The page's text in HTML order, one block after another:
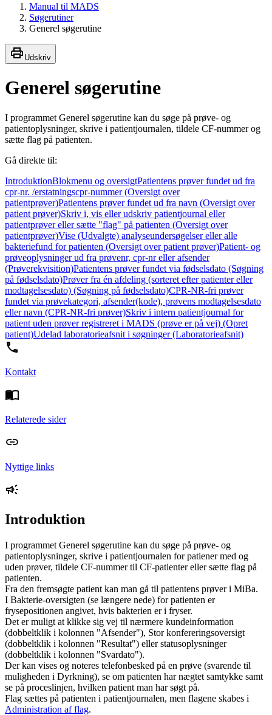
Manual til MADS
Søgerutiner
Generel søgerutine
Udskriv
Generel søgerutine
I programmet Generel søgerutine kan du søge på prøve- og
patientoplysninger, skrive i patientjournalen, tildele CF-nummer og
sætte flag på patienten.
Gå direkte til:
IntroduktionBlokmenu og oversigtPatientens prøver fundet ud fra
cpr-nr. /erstatningscpr-nummer (Oversigt over
patientprøver)Patientens prøver fundet ud fra navn (Oversigt over
patient prøver)Skriv i, vis eller udskriv patientjournal eller
patientprøver eller sætte "flag" på patienten (Oversigt over
patientprøver)Vise (Udvalgte) analyseundersøgelser eller alle
bakteriefund for patienten (Oversigt over patient prøver)Patient- og
prøveoplysninger ud fra prøvenr, cpr-nr eller afsender
(Prøverekvisition)Patientens prøver fundet via fødselsdato (Søgning
på fødselsdato)Prøver fra én afdeling (sorteret efter patienter eller
modtagelsesdato) (Søgning på fødselsdato)CPR-NR-fri prøver
fundet via prøvekategori, afsender(kode), prøvens modtagelsesdato
eller navn (CPR-NR-fri prøver)Skriv i intern patientjournal for
patient uden prøver registreret i MADS (prøve er på vej) (Opret
patient)Udelad laboratorieafsnit i søgninger (Laboratorieafsnit)
Kontakt
Relaterede sider
Nyttige links
Introduktion
I programmet Generel søgerutine kan du søge på prøve- og
patientoplysninger, skrive i patientjournalen for patiener med og
uden prøver, tildele CF-nummer til CF-patienter eller sætte flag på
patienten.
Fra den fremsøgte patient kan man gå til patientens prøver i MiBa.
I Bakterie-oversigten (se længere nede) for patienten er
frysepositionen angivet, hvis bakterien er i fryser.
Det er muligt at klikke sig vej til nærmere kundeinformation
(dobbeltklik i kolonnen "Afsender"), Stor konfereringsoversigt
(dobbeltklik i kolonnen "Resultat") eller statusoplysninger
(dobbeltklik i kolonnen "Svardato").
Der kan vises og noteres telefonbesked på en prøve (svarende til
muligheden i Dyrkning), se om patienten har nægtet samtykke samt
se på proceslinjen, hvilken patient man har søgt på.
Flag sættes på patienten i patientjournalen, men flagene skabes i
Administration af flag.